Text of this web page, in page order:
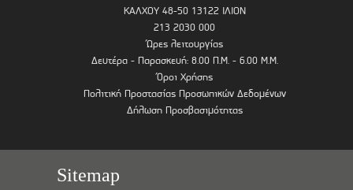
ΚΑΛΧΟΥ 48-50 13122 ΙΛΙΟΝ
213 2030 000
Ώρες λειτουργίας
Δευτέρα - Παρασκευή: 8.00 Π.Μ. - 6.00 Μ.Μ.
Όροι Χρήσης
Πολιτική Προστασίας Προσωπικών Δεδομένων
Δήλωση Προσβασιμότητας
Sitemap